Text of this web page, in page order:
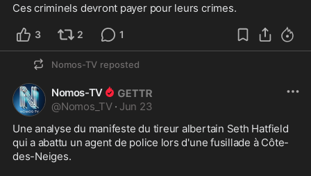
Ces criminels devront payer pour leurs crimes.
3 2 1
Nomos-TV reposted
Nomos-TV
@Nomos_TV · Jun 23
Une analyse du manifeste du tireur albertain Seth Hatfield
qui a abattu un agent de police lors d'une fusillade à Côte-
des-Neiges.